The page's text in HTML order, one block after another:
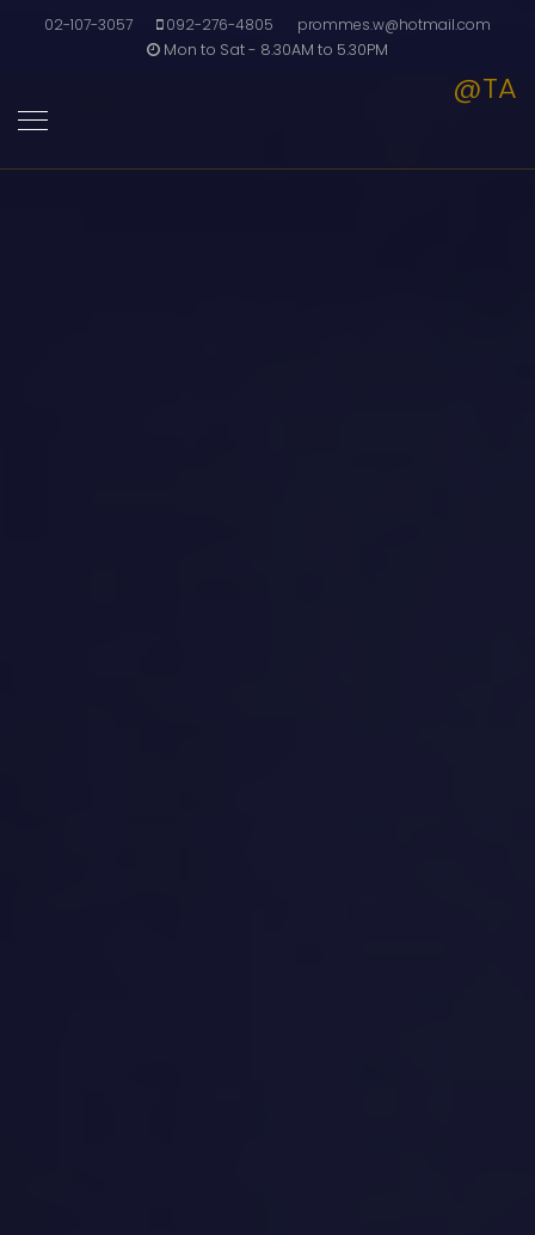
02-107-3057 092-276-4805
prommes.w@hotmail.com
Mon to Sat - 8.30AM to 5.30PM
@TA